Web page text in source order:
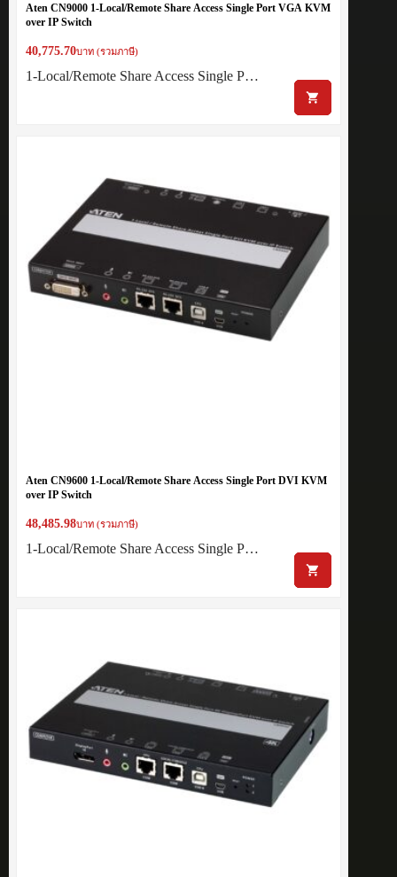
Aten CN9000 1-Local/Remote Share Access Single Port VGA KVM
over IP Switch
40,775.70บาท (รวมภาษี)
1-Local/Remote Share Access Single P…
Aten CN9600 1-Local/Remote Share Access Single Port DVI KVM
over IP Switch
48,485.98บาท (รวมภาษี)
1-Local/Remote Share Access Single P…